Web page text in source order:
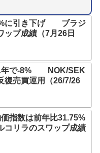
に引き下げ ブラジ
ップ成績（7月26日
1年で-8% NOK/SEK
復売買運用（26/7/26
指数は前年比31.75%
リラのスワップ成績